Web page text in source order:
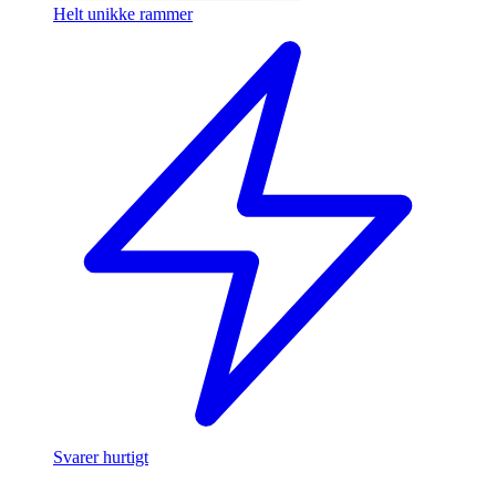
Helt unikke rammer
Svarer hurtigt